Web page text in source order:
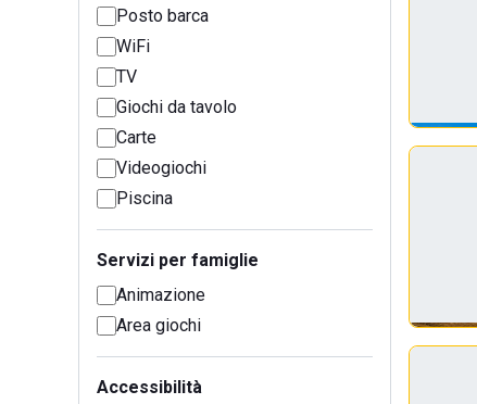
Posto barca
WiFi
TV
Giochi da tavolo
Carte
Videogiochi
Piscina
Servizi per famiglie
Animazione
Area giochi
Accessibilità